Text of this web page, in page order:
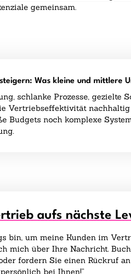
gemeinsam.
Was kleine und mittlere
schlanke Prozesse, gezielte
Vertriebseffektivität
Budgets noch komplexe
aufs nächste
bin, um meine Kunden im
mich über Ihre Nachricht.
fordern Sie einen Rückruf
bei Ihnen!“